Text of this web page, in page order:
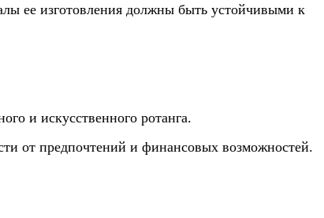
ее изготовления должны быть устойчивыми к
и искусственного ротанга.
от предпочтений и финансовых возможностей.